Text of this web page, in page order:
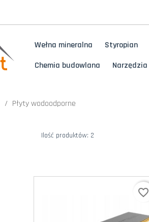
Wełna mineralna Styropian
Chemia budowlana
Narzędzia
Płyty wodoodporne
Ilość produktów: 2
favorite_border